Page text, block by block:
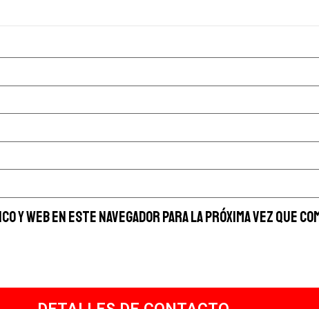
y web en este navegador para la próxima vez que